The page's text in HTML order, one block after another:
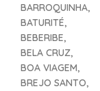
BARROQUINHA,
BATURITÉ,
BEBERIBE,
BELA CRUZ,
BOA VIAGEM,
BREJO SANTO,